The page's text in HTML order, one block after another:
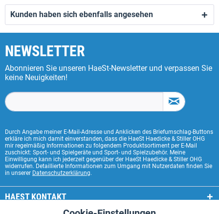
Kunden haben sich ebenfalls angesehen
NEWSLETTER
Abonnieren Sie unseren HaeSt-Newsletter und verpassen Sie
keine Neuigkeiten!
Durch Angabe meiner E-Mail-Adresse und Anklicken des Briefumschlag-Buttons
erkläre ich mich damit einverstanden, dass die HaeSt Haedicke & Stiller OHG
mir regelmäßig Informationen zu folgendem Produktsortiment per E-Mail
zuschickt: Sport- und Spielgeräte und Sport- und Spielzubehör. Meine
Einwilligung kann ich jederzeit gegenüber der HaeSt Haedicke & Stiller OHG
widerrufen. Detaillierte Informationen zum Umgang mit Nutzerdaten finden Sie
in unserer Datenschutzerklärung.
HAEST KONTAKT